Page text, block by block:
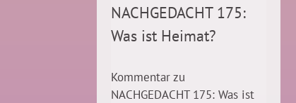
NACHGEDACHT 175:
Was ist Heimat?
Kommentar zu
NACHGEDACHT 175: Was ist